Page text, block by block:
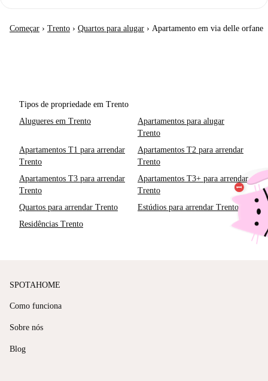
Começar › Trento › Quartos para alugar › Apartamento em via delle orfane
Tipos de propriedade em Trento
Alugueres em Trento
Apartamentos para alugar
Trento
Apartamentos T1 para arrendar
Trento
Apartamentos T2 para arrendar
Trento
Apartamentos T3 para arrendar
Trento
Apartamentos T3+ para arrendar
Trento
Quartos para arrendar Trento
Estúdios para arrendar Trento
Residências Trento
SPOTAHOME
Como funciona
Sobre nós
Blog